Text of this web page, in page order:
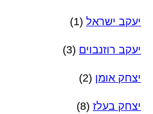
יעקב ישראל (1)
יעקב רוזנבוים (3)
יצחק אומן (2)
יצחק בעלז (8)